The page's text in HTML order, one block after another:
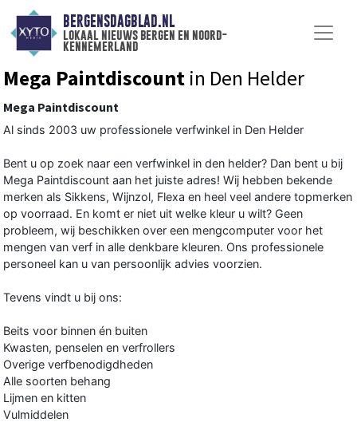
BERGENSDAGBLAD.NL
lokaal nieuws bergen en noord-
kennemerland
Mega Paintdiscount in Den Helder
Mega Paintdiscount
Al sinds 2003 uw professionele verfwinkel in Den Helder
Bent u op zoek naar een verfwinkel in den helder? Dan bent u bij
Mega Paintdiscount aan het juiste adres! Wij hebben bekende
merken als Sikkens, Wijnzol, Flexa en heel veel andere topmerken
op voorraad. En komt er niet uit welke kleur u wilt? Geen
probleem, wij beschikken over een mengcomputer voor het
mengen van verf in alle denkbare kleuren. Ons professionele
personeel kan u van persoonlijk advies voorzien.
Tevens vindt u bij ons:
Beits voor binnen én buiten
Kwasten, penselen en verfrollers
Overige verfbenodigdheden
Alle soorten behang
Lijmen en kitten
Vulmiddelen